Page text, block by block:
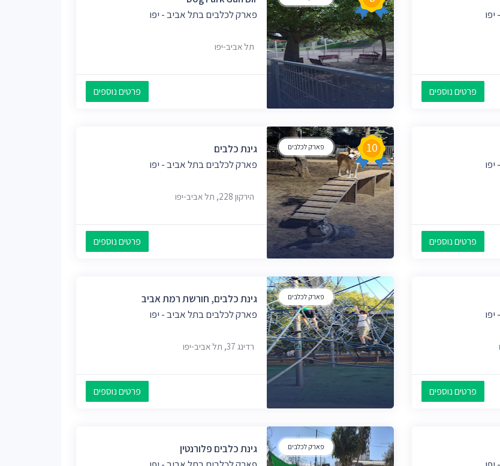
פרטים נוספים
פארק לכלבים בתל אביב - יפו
תל אביב-יפו
פרטים נוספים
פרטים נוספים
פארק לכלבים 10
גינת כלבים
פארק לכלבים בתל אביב - יפו
הירקון 228, תל אביב-יפו
פרטים נוספים
פרטים נוספים
פארק לכלבים
גינת כלבים, חורשת רמת אביב
פארק לכלבים בתל אביב - יפו
רדינג 37, תל אביב-יפו
פרטים נוספים
פארק לכלבים
גינת כלבים פלורנטין